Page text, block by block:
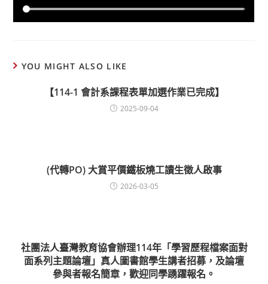
YOU MIGHT ALSO LIKE
【114-1 會計系課程表單加選作業已完成】
2025-09-04
(代轉PO) 大賞平價鐵板燒工讀生徵人啟事
2026-03-05
社團法人臺灣教育協會辦理114年「學習歷程檔案面對
面系列主題論壇」真人圖書館學生講者招募，及論壇
參與者報名簡章，歡迎同學踴躍報名。